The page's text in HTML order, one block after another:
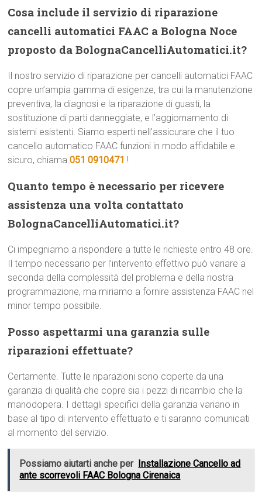
Cosa include il servizio di riparazione
cancelli automatici FAAC a Bologna Noce
proposto da BolognaCancelliAutomatici.it?
Il nostro servizio di riparazione per cancelli automatici FAAC
copre un’ampia gamma di esigenze, tra cui la manutenzione
preventiva, la diagnosi e la riparazione di guasti, la
sostituzione di parti danneggiate, e l’aggiornamento di
sistemi esistenti. Siamo esperti nell’assicurare che il tuo
cancello automatico FAAC funzioni in modo affidabile e
sicuro, chiama051 0910471 !
Quanto tempo è necessario per ricevere
assistenza una volta contattato
BolognaCancelliAutomatici.it?
Ci impegniamo a rispondere a tutte le richieste entro 48 ore.
Il tempo necessario per l’intervento effettivo può variare a
seconda della complessità del problema e della nostra
programmazione, ma miriamo a fornire assistenza FAAC nel
minor tempo possibile.
Posso aspettarmi una garanzia sulle
riparazioni effettuate?
Certamente. Tutte le riparazioni sono coperte da una
garanzia di qualità che copre sia i pezzi di ricambio che la
manodopera. I dettagli specifici della garanzia variano in
base al tipo di intervento effettuato e ti saranno comunicati
al momento del servizio.
Possiamo aiutarti anche per Installazione Cancello ad
ante scorrevoli FAAC Bologna Cirenaica